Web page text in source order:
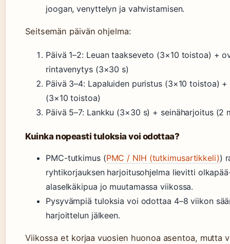
joogan, venyttelyn ja vahvistamisen.
Seitsemän päivän ohjelma:
Päivä 1–2: Leuan taakseveto (3×10 toistoa) +
rintavenytys (3×30 s)
Päivä 3–4: Lapaluiden puristus (3×10 toistoa)
(3×10 toistoa)
Päivä 5–7: Lankku (3×30 s) + seinäharjoitus (2
Kuinka nopeasti tuloksia voi odottaa?
PMC-tutkimus (PMC / NIH (tutkimusartikkeli))
ryhtikorjauksen harjoitusohjelma lievitti
alaselkäkipua jo muutamassa viikossa.
Pysyvämpiä tuloksia voi odottaa 4–8 viikon
harjoittelun jälkeen.
Viikossa et korjaa vuosien huonoa asentoa, mutta